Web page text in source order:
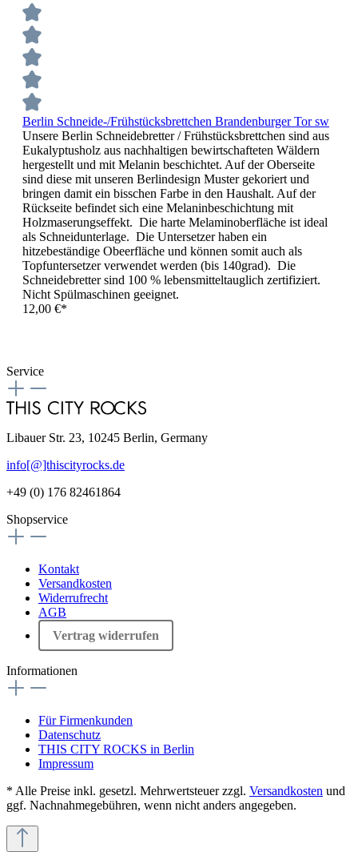
Berlin Schneide-/Frühstücksbrettchen Brandenburger Tor sw
Unsere Berlin Schneidebretter / Frühstücksbrettchen sind aus
Eukalyptusholz aus nachhaltigen bewirtschafteten Wäldern
hergestellt und mit Melanin beschichtet. Auf der Oberseite
sind diese mit unseren Berlindesign Muster gekoriert und
bringen damit ein bisschen Farbe in den Haushalt. Auf der
Rückseite befindet sich eine Melaninbeschichtung mit
Holzmaserungseffekt. Die harte Melaminoberfläche ist ideal
als Schneidunterlage. Die Untersetzer haben ein
hitzebeständige Obeerfläche und können somit auch als
Topfuntersetzer verwendet werden (bis 140grad). Die
Schneidebretter sind 100 % lebensmitteltauglich zertifiziert.
Nicht Spülmaschinen geeignet.
12,00 €*
Service
Libauer Str. 23, 10245 Berlin, Germany
info[@]thiscityrocks.de
+49 (0) 176 82461864
Shopservice
Kontakt
Versandkosten
Widerrufrecht
AGB
Vertrag widerrufen
Informationen
Für Firmenkunden
Datenschutz
THIS CITY ROCKS in Berlin
Impressum
* Alle Preise inkl. gesetzl. Mehrwertsteuer zzgl. Versandkosten und
ggf. Nachnahmegebühren, wenn nicht anders angegeben.